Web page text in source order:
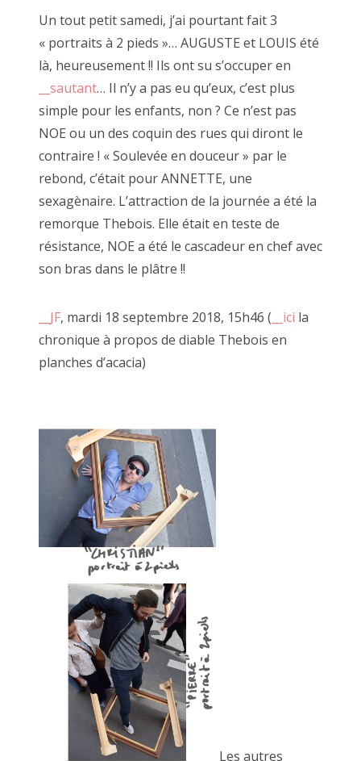
Un tout petit samedi, j’ai pourtant fait 3
« portraits à 2 pieds »… AUGUSTE et LOUIS été
là, heureusement !! Ils ont su s’occuper en
__sautant… Il n’y a pas eu qu’eux, c’est plus
simple pour les enfants, non ? Ce n’est pas
NOE ou un des coquin des rues qui diront le
contraire ! « Soulevée en douceur » par le
rebond, c’était pour ANNETTE, une
sexagènaire. L’attraction de la journée a été la
remorque Thebois. Elle était en teste de
résistance, NOE a été le cascadeur en chef avec
son bras dans le plâtre !!
__JF, mardi 18 septembre 2018, 15h46 ( __ici la
chronique à propos de diable Thebois en
planches d’acacia)
Les autres
venais d'emménager pour capter l'énergie bienveillante et la
mise à disposition d'outils pour avoir envie de jouer à côté.
J'ai d'abord participé aux perfomances que JF nous invite à
faire.
Je suis ensuite venu déguster quelques heures. Simplement
assis sur le trottoir à regarder défiler les piétons curieux
s'attardant aux folies créatrices de JF.
Animé par l'image je suis venu avec mes premiers tirages
argentiques réalisé à l'agrandisseur en NB.
JF m'a invité à les accrocher à la palissade (un mur de bois
marqué par les clous des nombreuses expositions qui m'ont
précédées).
La palissade
C'est à l'occasion d'un voyage à vélo que je suis revenu avec
Alexandre Leroux, un ami. Nous avons présenté une
ribambelles de photos, de vidéos et d'objets.